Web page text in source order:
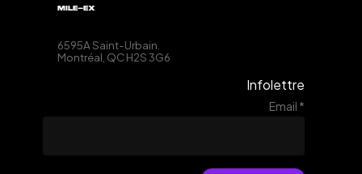
MILE-EX
6595A Saint-Urbain.
Montréal, QCH2S 3G6
Infolettre
Email *